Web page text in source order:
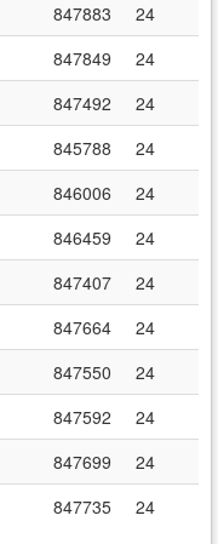
847883
24
847849
24
847492
24
845788
24
846006
24
846459
24
847407
24
847664
24
847550
24
847592
24
847699
24
847735 24